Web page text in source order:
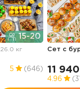
15-20
26.0 кг
5 (646)
Сет с
11
4.96